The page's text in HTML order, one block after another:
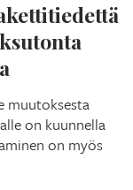
muutoksesta
on kuunnella
on myös